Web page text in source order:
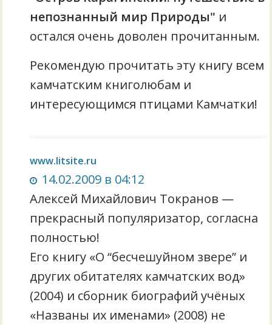
непознанный мир Природы" и
остался очень доволен прочитанным.
Рекомендую прочитать эту книгу всем
камчатским книголюбам и
интересующимся птицами Камчатки!
www.litsite.ru
14.02.2009 в 04:12
Алексей Михайлович Токранов —
прекрасный популяризатор, согласна
полностью!
Его книгу «О “бесчешуйном звере” и
других обитателях камчатских вод»
(2004) и сборник биографий учёных
«Названы их именами» (2008) не